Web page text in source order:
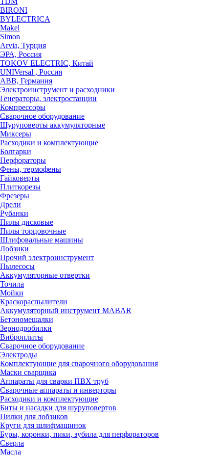
BIRONI
BYLECTRICA
Makel
Simon
Arvia, Турция
ЭРА, Россия
TOKOV ELECTRIC, Китай
UNIVersal , Россия
ABB, Германия
Электроинструмент и расходники
Генераторы, электростанции
Компрессоры
Сварочное оборудование
Шуруповерты аккумуляторные
Миксеры
Расходики и комплектующие
Болгарки
Перфораторы
Фены, термофены
Гайковерты
Плиткорезы
Фрезеры
Дрели
Рубанки
Пилы дисковые
Пилы торцовочные
Шлифовальные машины
Лобзики
Прочий электроинструмент
Пылесосы
Аккумуляторные отвертки
Точила
Мойки
Краскораспылители
Аккумуляторный инструмент MABAR
Бетономешалки
Зернодробилки
Виброплиты
Сварочное оборудование
Электроды
Комплектующие для сварочного оборудования
Маски сварщика
Аппараты для сварки ПВХ труб
Сварочные аппараты и инверторы
Расходики и комплектующие
Биты и насадки для шуруповертов
Пилки для лобзиков
Круги для шлифмашинок
Буры, коронки, пики, зубила для перфораторов
Сверла
Масла